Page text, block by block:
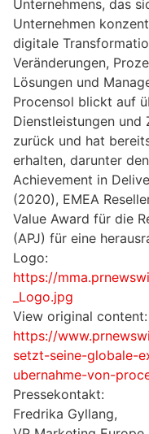
Unternehmens, das
Unternehmen
digitale
Veränderungen,
Lösungen und
Procensol blickt auf
Dienstleistungen und
zurück und hat
erhalten, darunter
Achievement in
(2020), EMEA
Value Award für die
(APJ) für eine
Logo:
https://
_Logo.jpg
View original content:
https://
setzt-seine-globale-
ubernahme-von-
Pressekontakt:
Fredrika Gyllang,